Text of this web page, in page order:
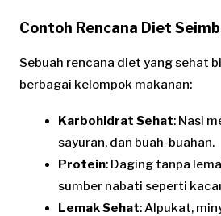
Contoh Rencana Diet
Sebuah rencana diet yang sehat
berbagai kelompok makanan:
Karbohidrat Sehat: Nasi
sayuran, dan buah-buahan.
Protein: Daging tanpa
sumber nabati seperti
Lemak Sehat: Alpukat,